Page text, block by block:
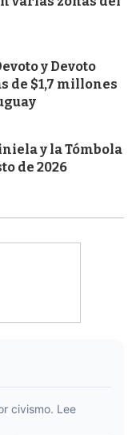
y Devoto
de $1,7 millones
y la Tómbola
de 2026